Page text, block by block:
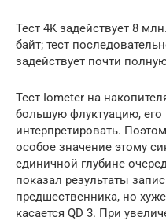
Тест 4K задействует 8
байт; тест
задействует почти
Тест Iometer на
большую флуктуацию, его
интерпретировать.
особое значение этому
единичной глубине
показал результаты
предшественника, но
касается QD 3. При